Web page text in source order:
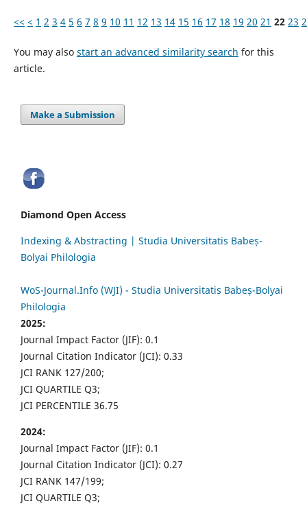
<< < 1 2 3 4 5 6 7 8 9 10 11 12 13 14 15 16 17 18 19 20 21 22 23
You may also start an advanced similarity search for this
article.
Make a Submission
Diamond Open Access
Indexing & Abstracting | Studia Universitatis Babeș-
Bolyai Philologia
WoS-Journal.Info (WJI) - Studia Universitatis Babeș-Bolyai
Philologia
2025:
Journal Impact Factor (JIF): 0.1
Journal Citation Indicator (JCI): 0.33
JCI RANK 127/200;
JCI QUARTILE Q3;
JCI PERCENTILE 36.75
2024:
Journal Impact Factor (JIF): 0.1
Journal Citation Indicator (JCI): 0.27
JCI RANK 147/199;
JCI QUARTILE Q3;